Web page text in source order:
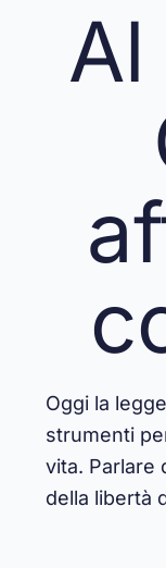
Oggi la
strumenti
vita. Parlare
della libertà